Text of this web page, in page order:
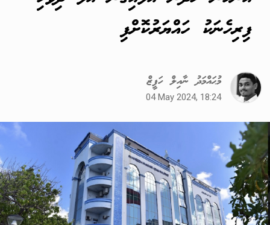
ފިރިހެނަކު ހައްޔަރުކޮށްފި
މުޙައްމަދު ނާއިލް ހަފީޒް
04 May 2024, 18:24